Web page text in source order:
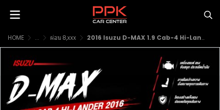
HOME ... ผ่อน 8,xxx 2016 Isuzu D-MAX 1.9 Cab-4 Hi-Lander Z Pickup